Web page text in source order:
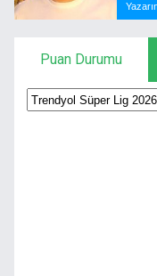
Puan Durumu